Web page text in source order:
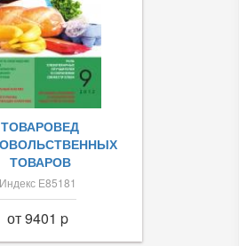
ТОВАРОВЕД
ТОВАРОВ
Индекс Е85181
от 9401 p